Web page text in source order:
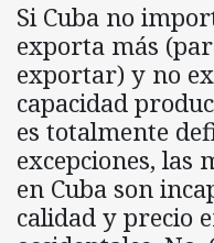
Si Cuba no
exporta más
exportar) y no
capacidad
es totalmente
excepciones, las
en Cuba son
calidad y precio